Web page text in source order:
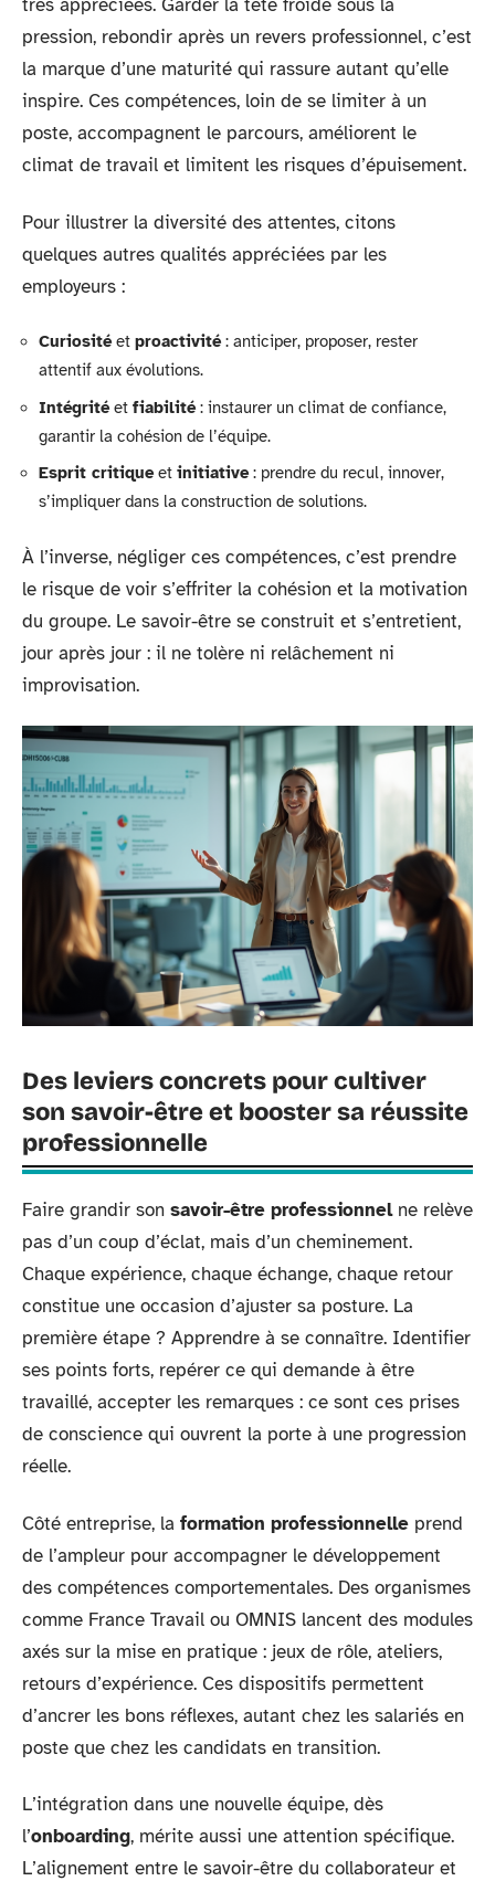
très appréciées. Garder la tête froide sous la
pression, rebondir après un revers professionnel, c’est
la marque d’une maturité qui rassure autant qu’elle
inspire. Ces compétences, loin de se limiter à un
poste, accompagnent le parcours, améliorent le
climat de travail et limitent les risques d’épuisement.
Pour illustrer la diversité des attentes, citons
quelques autres qualités appréciées par les
employeurs :
Curiositéet proactivité: anticiper, proposer, rester
attentif aux évolutions.
Intégritéet fiabilité: instaurer un climat de confiance,
garantir la cohésion de l’équipe.
Esprit critiqueet initiative: prendre du recul, innover,
s’impliquer dans la construction de solutions.
À l’inverse, négliger ces compétences, c’est prendre
le risque de voir s’effriter la cohésion et la motivation
du groupe. Le savoir-être se construit et s’entretient,
jour après jour : il ne tolère ni relâchement ni
improvisation.
Des leviers concrets pour cultiver
son savoir-être et booster sa réussite
professionnelle
Faire grandir son savoir-être professionnelne relève
pas d’un coup d’éclat, mais d’un cheminement.
Chaque expérience, chaque échange, chaque retour
constitue une occasion d’ajuster sa posture. La
première étape ? Apprendre à se connaître. Identifier
ses points forts, repérer ce qui demande à être
travaillé, accepter les remarques : ce sont ces prises
de conscience qui ouvrent la porte à une progression
réelle.
Côté entreprise, la formation professionnelle prend
de l’ampleur pour accompagner le développement
des compétences comportementales. Des organismes
comme France Travail ou OMNIS lancent des modules
axés sur la mise en pratique : jeux de rôle, ateliers,
retours d’expérience. Ces dispositifs permettent
d’ancrer les bons réflexes, autant chez les salariés en
poste que chez les candidats en transition.
L’intégration dans une nouvelle équipe, dès
l’onboarding, mérite aussi une attention spécifique.
L’alignement entre le savoir-être du collaborateur et